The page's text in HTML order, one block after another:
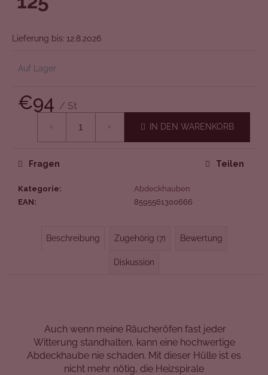
von
Lieferung bis: 12.8.2026
Auf Lager
€94 / St
IN DEN WARENKORB
Kategorie:
Abdeckhauben
EAN: 8595561300666
Fragen Teilen
Beschreibung Zugehörig (7) Bewertung
Diskussion
Auch wenn meine Räucheröfen fast jeder
Witterung standhalten, kann eine hochwertige
Abdeckhaube nie schaden. Mit dieser Hülle ist es
nicht mehr nötig, die Heizspirale